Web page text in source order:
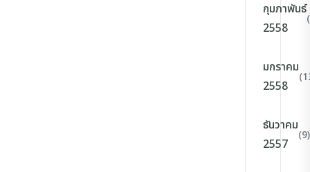
กุมภาพันธ์
2558
มกราคม
2558
ธันวาคม
2557
(9)